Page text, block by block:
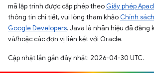
mã lập trình được cấp phép theo Giấy phép
thông tin chi tiết, vui lòng tham khảo Chính
Google Developers. Java là nhãn hiệu đã đăng
và/hoặc các đơn vị liên kết với Oracle.
Cập nhật lần gần đây nhất: 2026-04-30 UTC.